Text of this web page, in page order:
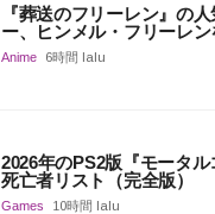
『葬送のフリーレン』の
ー、ヒンメル・フリーレン
Anime 6時間 lalu
2026年のPS2版『モータル
死亡者リスト（完全版）
Games 10時間 lalu